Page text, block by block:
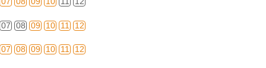
07 08 09 10 11 12
07 08 09 10 11 12